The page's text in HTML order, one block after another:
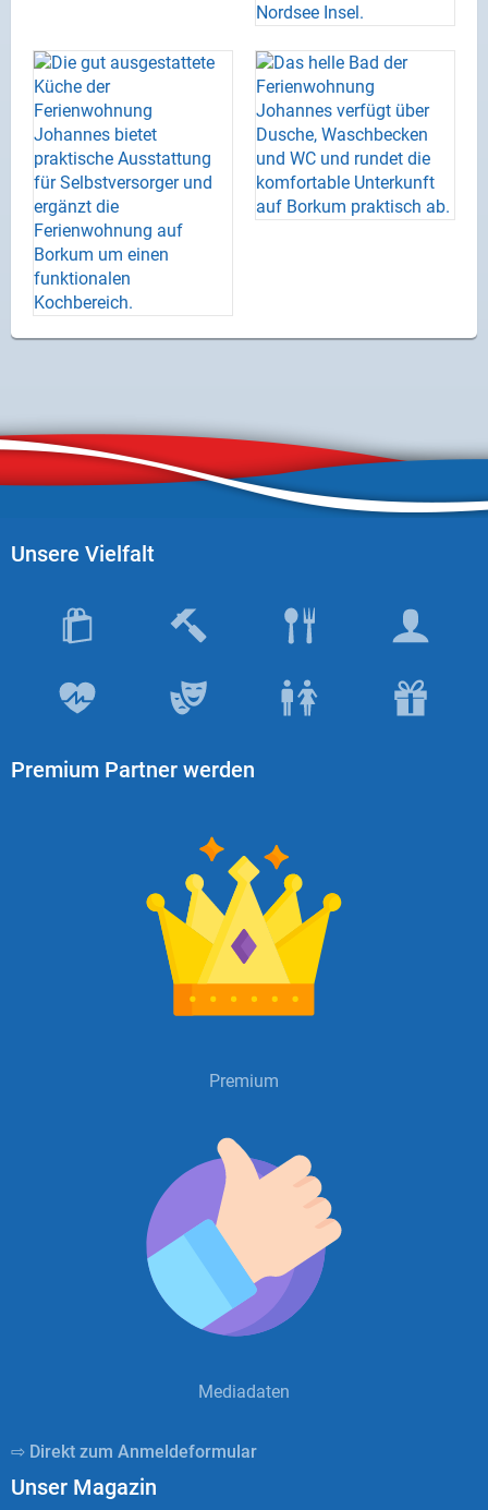
Unsere Vielfalt
Premium Partner werden
Premium
Mediadaten
⇨ Direkt zum Anmeldeformular
Unser Magazin